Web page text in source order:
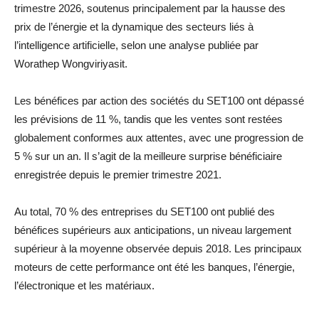
trimestre 2026, soutenus principalement par la hausse des
prix de l’énergie et la dynamique des secteurs liés à
l’intelligence artificielle, selon une analyse publiée par
Worathep Wongviriyasit.
Les bénéfices par action des sociétés du SET100 ont dépassé
les prévisions de 11 %, tandis que les ventes sont restées
globalement conformes aux attentes, avec une progression de
5 % sur un an. Il s’agit de la meilleure surprise bénéficiaire
enregistrée depuis le premier trimestre 2021.
Au total, 70 % des entreprises du SET100 ont publié des
bénéfices supérieurs aux anticipations, un niveau largement
supérieur à la moyenne observée depuis 2018. Les principaux
moteurs de cette performance ont été les banques, l’énergie,
l’électronique et les matériaux.